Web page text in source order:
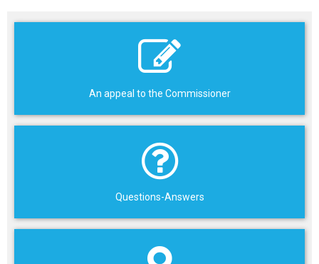
An appeal to the Commissioner
Questions-Answers